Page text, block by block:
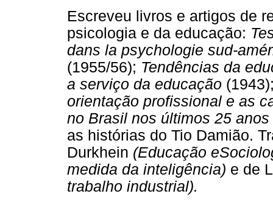
Escreveu livros e artigos de
psicologia e da educação:
dans la psychologie sud-
(1955/56); Tendências da
a serviço da educação
orientação profissional e as
no Brasil nos últimos 25 anos
as histórias do Tio Damião.
Durkhein (Educação
medida da inteligência) e de
trabalho industrial).